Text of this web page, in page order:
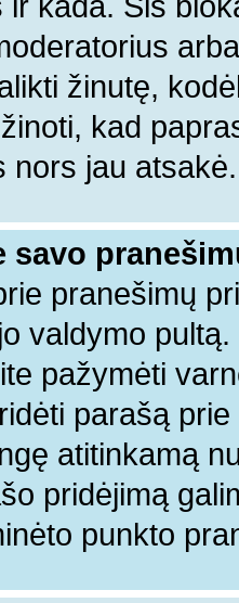
žinutę,
kad
nors jau atsakė.
savo
pranešimų
valdymo
pažymėti
parašą
atitinkamą
pridėjimą
punkto